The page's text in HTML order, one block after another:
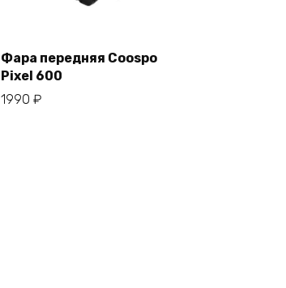
Фара передняя Coospo
Pixel 600
1990 ₽